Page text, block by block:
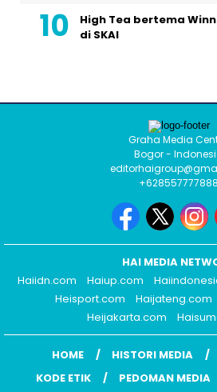
High Tea bertema
di SKAI
Graha Media
Bogor -
+628557777888
HAI MEDIA
Haiidn.com
Haiup.com
Heisport.com
Haijateng.com
Heijakarta.com
HOME HISTORI MEDIA
KODE ETIK
PEDOMAN MEDIA